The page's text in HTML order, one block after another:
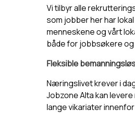
Vi tilbyr alle
som jobber her har
menneskene og vårt
både for jobbsøkere og
Fleksible
Næringslivet krever i
Jobzone Alta kan
lange vikariater